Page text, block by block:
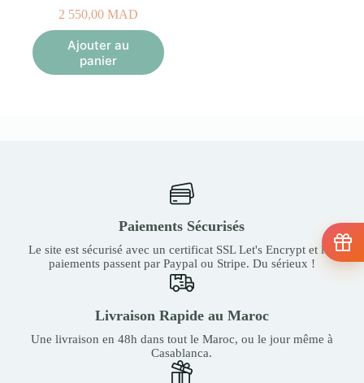
2 550,00 MAD
Ajouter au
panier
Paiements Sécurisés
Le site est sécurisé avec un certificat SSL Let's Encrypt et les
paiements passent par Paypal ou Stripe. Du sérieux !
Livraison Rapide au Maroc
Une livraison en 48h dans tout le Maroc, ou le jour même à
Casablanca.